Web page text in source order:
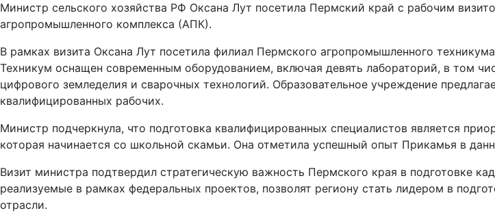
Министр сельского хозяйства РФ Оксана Лут посетила Пермский край с рабочим
агропромышленного комплекса (АПК).
В рамках визита Оксана Лут посетила филиал Пермского агропромышленного
Техникум оснащен современным оборудованием, включая девять лабораторий, в том
цифрового земледелия и сварочных технологий. Образовательное учреждение
квалифицированных рабочих.
Министр подчеркнула, что подготовка квалифицированных специалистов является
которая начинается со школьной скамьи. Она отметила успешный опыт Прикамья в
Визит министра подтвердил стратегическую важность Пермского края в подготовке
реализуемые в рамках федеральных проектов, позволят региону стать лидером в
отрасли.